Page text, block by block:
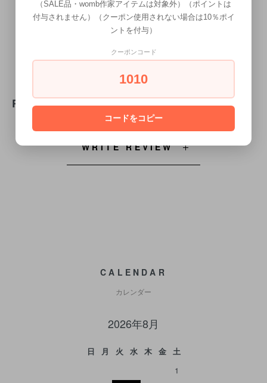
・素材：合成繊維
・重量(片足)：約145g(18.0cm)
REVIEW
WRITE REVIEW
CALENDAR
カレンダー
2026年8月
日 月 火 水 木 金
土
1
（SALE品・womb作家アイテムは対象外）（ポイントは
付与されません）（クーポン使用されない場合は10％ポイ
ントを付与）
クーポンコード
1010
コードをコピー